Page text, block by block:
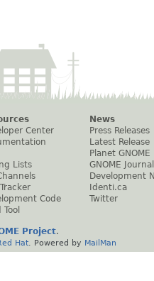
Center
Lists
Code
News
Press Releases
Latest Release
Planet GNOME
GNOME Journal
Development
Identi.ca
Twitter
Project.
Hat . Powered by MailMan